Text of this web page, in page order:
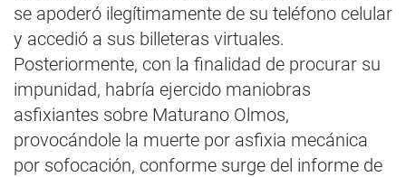
se apoderó ilegítimamente de su teléfono celular
y accedió a sus billeteras virtuales.
Posteriormente, con la finalidad de procurar su
impunidad, habría ejercido maniobras
asfixiantes sobre Maturano Olmos,
provocándole la muerte por asfixia mecánica
por sofocación, conforme surge del informe de